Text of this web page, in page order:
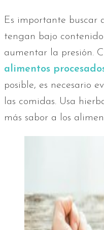
Es importante buscar
tengan bajo
aumentar la presión.
alimentos
posible, es necesario
las comidas. Usa
más sabor a los